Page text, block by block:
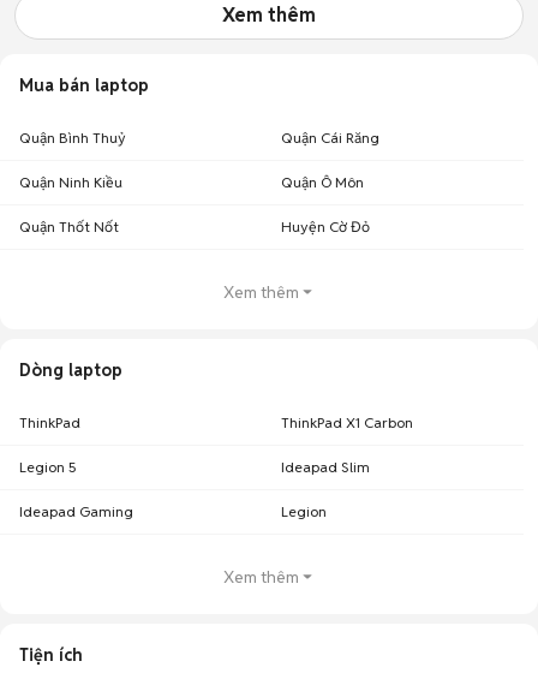
Xem thêm
Mua bán laptop
Quận Bình Thuỷ Quận Cái Răng
Quận Ninh Kiều Quận Ô Môn
Quận Thốt Nốt Huyện Cờ Đỏ
Xem thêm
Dòng laptop
ThinkPad ThinkPad X1 Carbon
Legion 5 Ideapad Slim
Ideapad Gaming Legion
Xem thêm
Tiện ích